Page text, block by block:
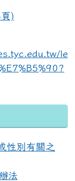
https://
性別有關之
法